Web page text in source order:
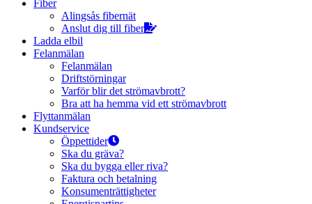
Fiber
Alingsås fibernät
Anslut dig till fiber
Ladda elbil
Felanmälan
Felanmälan
Driftstörningar
Varför blir det strömavbrott?
Bra att ha hemma vid ett strömavbrott
Flyttanmälan
Kundservice
Öppettider
Ska du gräva?
Ska du bygga eller riva?
Faktura och betalning
Konsumenträttigheter